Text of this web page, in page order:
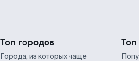
Топ городов
Города, из которых чаще